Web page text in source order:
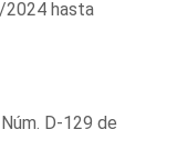
hasta
D-129 de